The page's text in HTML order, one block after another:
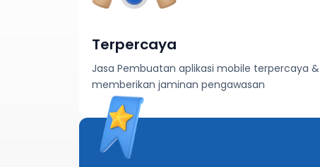
Terpercaya
Jasa Pembuatan aplikasi mobile terpercaya &
memberikan jaminan pengawasan